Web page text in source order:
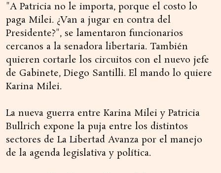
"A Patricia no le importa, porque el costo lo
paga Milei. ¿Van a jugar en contra del
Presidente?", se lamentaron funcionarios
cercanos a la senadora libertaria. También
quieren cortarle los circuitos con el nuevo jefe
de Gabinete, Diego Santilli. El mando lo quiere
Karina Milei.
La nueva guerra entre Karina Milei y Patricia
Bullrich expone la puja entre los distintos
sectores de La Libertad Avanza por el manejo
de la agenda legislativa y política.